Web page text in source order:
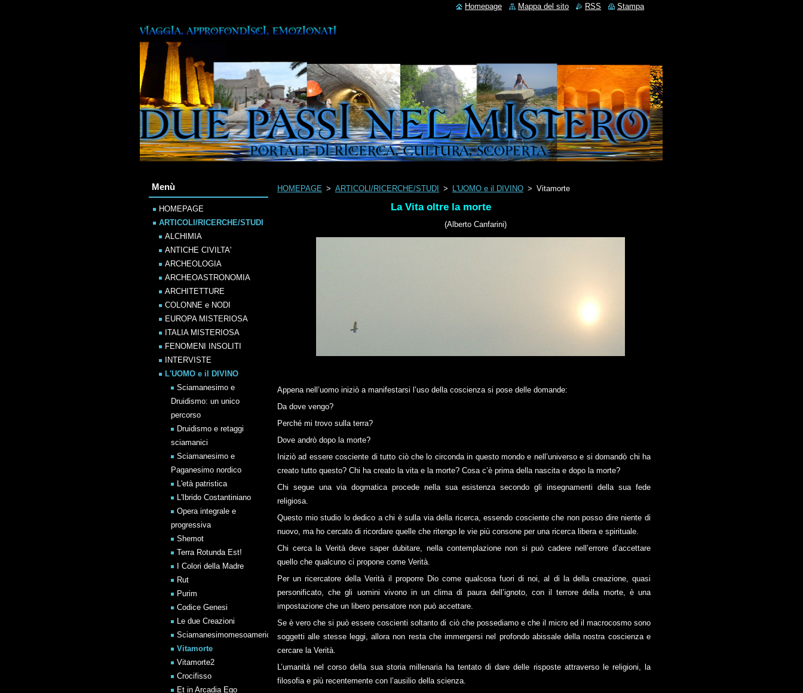
HOMEPAGE > ARTICOLI/RICERCHE/STUDI > L'UOMO e il DIVINO > Vitamorte
La Vita oltre la morte
(Alberto Canfarini)
Appena nell’uomo iniziò a manifestarsi l’uso della coscienza si pose delle domande:
Da dove vengo?
Perché mi trovo sulla terra?
Dove andrò dopo la morte?
Iniziò ad essere cosciente di tutto ciò che lo circonda in questo mondo e nell’universo e si domandò chi ha
creato tutto questo? Chi ha creato la vita e la morte? Cosa c’è prima della nascita e dopo la morte?
Chi segue una via dogmatica procede nella sua esistenza secondo gli insegnamenti della sua fede
religiosa.
Questo mio studio lo dedico a chi è sulla via della ricerca, essendo cosciente che non posso dire niente di
nuovo, ma ho cercato di ricordare quelle che ritengo le vie più consone per una ricerca libera e spirituale.
Chi cerca la Verità deve saper dubitare, nella contemplazione non si può cadere nell’errore d’accettare
quello che qualcuno ci propone come Verità.
Per un ricercatore della Verità il proporre Dio come qualcosa fuori di noi, al di la della creazione, quasi
personificato, che gli uomini vivono in un clima di paura dell’ignoto, con il terrore della morte, è una
impostazione che un libero pensatore non può accettare.
Se è vero che si può essere coscienti soltanto di ciò che possediamo e che il micro ed il macrocosmo sono
soggetti alle stesse leggi, allora non resta che immergersi nel profondo abissale della nostra coscienza e
cercare la Verità.
L’umanità nel corso della sua storia millenaria ha tentato di dare delle risposte attraverso le religioni, la
filosofia e più recentemente con l’ausilio della scienza.
Menù
HOMEPAGE
ARTICOLI/RICERCHE/STUDI
ALCHIMIA
ANTICHE CIVILTA'
ARCHEOLOGIA
ARCHEOASTRONOMIA
ARCHITETTURE
COLONNE e NODI
EUROPA MISTERIOSA
ITALIA MISTERIOSA
FENOMENI INSOLITI
INTERVISTE
L'UOMO e il DIVINO
Sciamanesimo e
Druidismo: un unico
percorso
Druidismo e retaggi
sciamanici
Sciamanesimo e
Paganesimo nordico
L'età patristica
L'Ibrido Costantiniano
Opera integrale e
progressiva
Shemot
Terra Rotunda Est!
I Colori della Madre
Rut
Purim
Codice Genesi
Le due Creazioni
Sciamanesimomesoamericano
Vitamorte
Vitamorte2
Crocifisso
Et in Arcadia Ego
Homepage Mappa del sito RSS Stampa